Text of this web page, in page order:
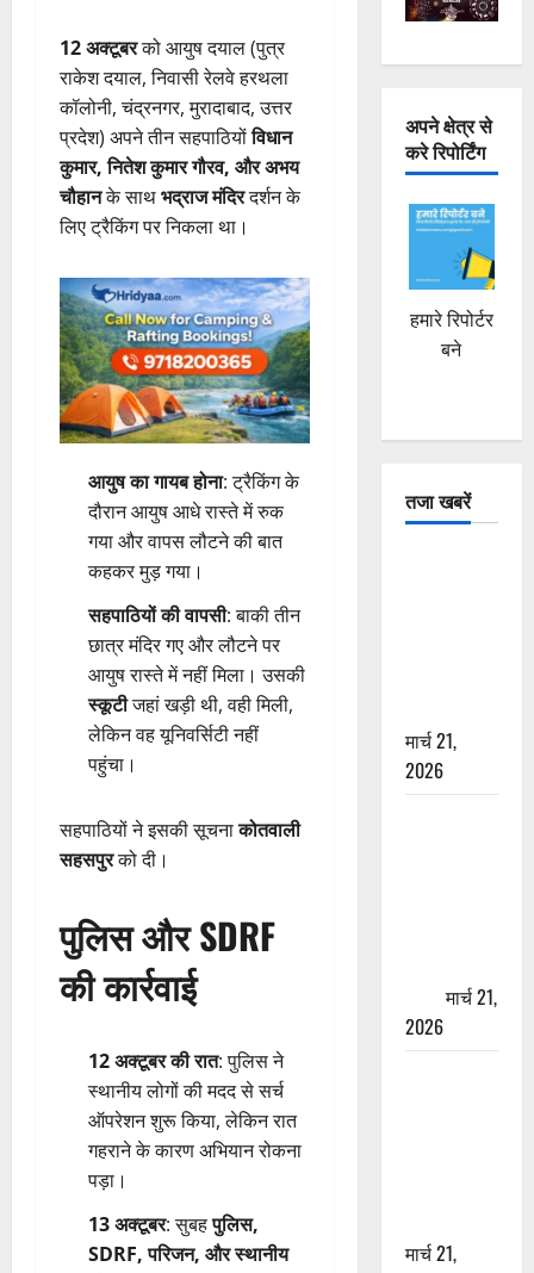
12 अक्टूबरको आयुष दयाल (पुत्र
राकेश दयाल, निवासी रेलवे हरथला
कॉलोनी, चंद्रनगर, मुरादाबाद, उत्तर
प्रदेश) अपने तीन सहपाठियोंविधान
कुमार, नितेश कुमार गौरव, और अभय
चौहानके साथभद्राज मंदिरदर्शन के
लिए ट्रैकिंग पर निकला था।
आयुष का गायब होना: ट्रैकिंग के
दौरान आयुष आधे रास्ते में रुक
गया और वापस लौटने की बात
कहकर मुड़ गया।
सहपाठियों की वापसी: बाकी तीन
छात्र मंदिर गए और लौटने पर
आयुष रास्ते में नहीं मिला। उसकी
स्कूटीजहां खड़ी थी, वही मिली,
लेकिन वह यूनिवर्सिटी नहीं
पहुंचा।
सहपाठियों ने इसकी सूचनाकोतवाली
सहसपुरको दी।
पुलिस और SDRF
की कार्रवाई
12 अक्टूबर की रात: पुलिस ने
स्थानीय लोगों की मदद से सर्च
ऑपरेशन शुरू किया, लेकिन रात
गहराने के कारण अभियान रोकना
पड़ा।
13 अक्टूबर: सुबहपुलिस,
SDRF, परिजन, और स्थानीय
अपने क्षेत्र से
करे रिपोर्टिंग
हमारे रिपोर्टर
बने
तजा खबरें
मार्च 21,
2026
मार्च 21,
2026
मार्च 21,